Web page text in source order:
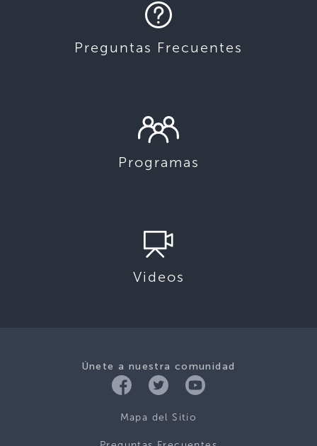
Preguntas Frecuentes
Programas
Videos
Únete a nuestra comunidad
Mapa del Sitio